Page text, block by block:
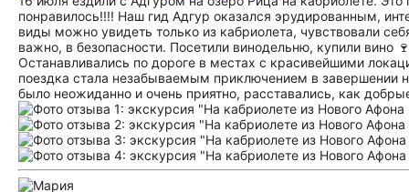
понравилось!!!! Наш гид Адгур оказался эрудированным,
виды можно увидеть только из кабриолета, чувствовали
важно, в безопасности. Посетили винодельню, купили
Останавливались по дороге в местах с красивейшими
поездка стала незабываемым приключением в завершении
было неожиданно и очень приятно, расставались, как